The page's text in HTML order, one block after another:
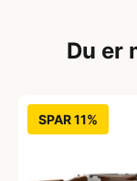
Du er
SPAR 11%